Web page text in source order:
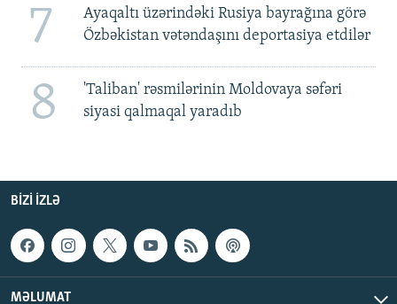
7
Ayaqaltı üzərindəki Rusiya bayrağına görə
Özbəkistan vətəndaşını deportasiya etdilər
8
'Taliban' rəsmilərinin Moldovaya səfəri
siyasi qalmaqal yaradıb
BIZI IZLƏ
MƏLUMAT